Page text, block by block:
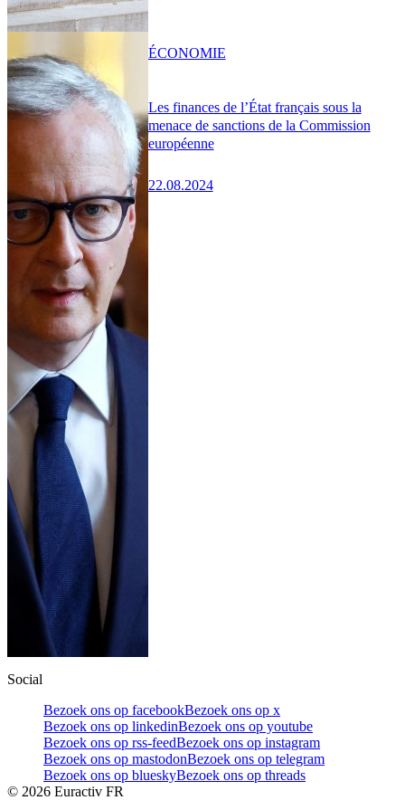
Les finances de l’État français sous la
menace de sanctions de la Commission
européenne
22.08.2024
ÉCONOMIE
Social
Bezoek ons op facebookBezoek ons op x
Bezoek ons op linkedinBezoek ons op youtube
Bezoek ons op rss-feedBezoek ons op instagram
Bezoek ons op mastodonBezoek ons op telegram
Bezoek ons op blueskyBezoek ons op threads
© 2026 Euractiv FR